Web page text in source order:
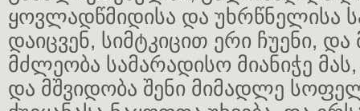
ყოვლადწმიდისა და უხრწნელისა
დაიცვენ, სიმტკიცით ერი ჩუენი,
მძლეობა სამარადისო მიანიჭე
და მშვიდობა შენი მიმადლე